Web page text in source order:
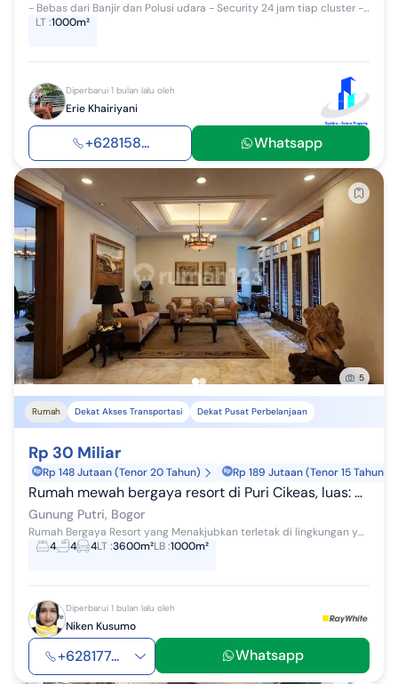
- Bebas dari Banjir dan Polusi udara - Security 24 jam tiap cluster - Sarana Pendidikan Sekolah Alam Cikeas Springfield international School ...
LT:1000m²
Diperbarui 1 bulan lalu oleh
Erie Khairiyani
+628158... Whatsapp
5
Rumah Dekat Akses Transportasi Dekat Pusat Perbelanjaan
Rp 30 Miliar
Rp 148 Jutaan (Tenor 20 Tahun) Rp 189 Jutaan (Tenor 15 Tahun)
Rumah mewah bergaya resort di Puri Cikeas, luas: 3600 m2,  design interior oleh arsitektur kenamaan Hadi Prana, halaman  luas, akses tol 10 menit
Gunung Putri, Bogor
Rumah Bergaya Resort yang Menakjubkan terletak di lingkungan yang tenang di Puri Cikeas, berada di dalam satu komplek hunian Presiden RI ke 6. Pr...
4
4 4LT:3600m²LB:1000m²
Diperbarui 1 bulan lalu oleh
Niken Kusumo
+628177... Whatsapp